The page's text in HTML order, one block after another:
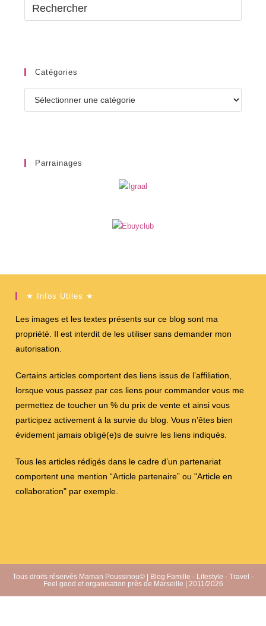
Catégories
Parrainages
★ Infos Utiles ★
Les images et les textes présents sur ce blog sont ma
propriété. Il est interdit de les utiliser sans demander mon
autorisation.
Certains articles comportent des liens issus de l’affiliation,
lorsque vous passez par ces liens pour commander vous me
permettez de toucher un % du prix de vente et ainsi vous
participez activement à la survie du blog. Vous n’êtes bien
évidement jamais obligé(e)s de suivre les liens indiqués.
Tous les articles rédigés dans le cadre d’un partenariat
comportent une mention “Article partenaire” ou "Article en
collaboration" par exemple.
Tous droits réservés Maman Poussinou© | Blog Famille - Lifestyle - Travel -
Feel good et organisation près de Marseille | 2011/2026